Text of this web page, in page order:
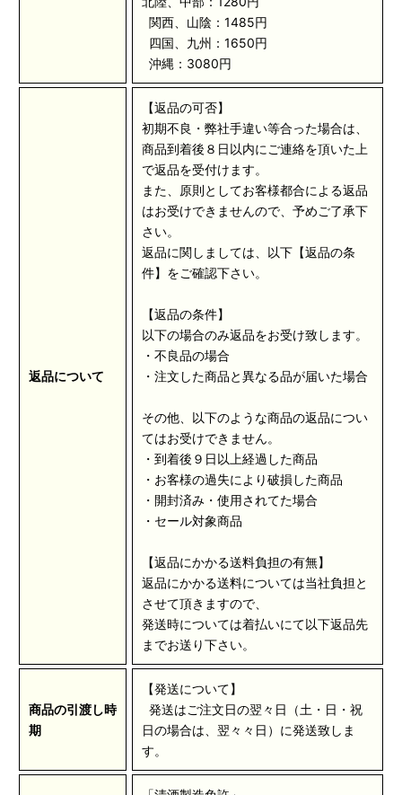
関西、山陰：1485円
四国、九州：1650円
沖縄：3080円
返品について
【返品の可否】
初期不良・弊社手違い等合った場合は、
商品到着後８日以内にご連絡を頂いた上
で返品を受付けます。
また、原則としてお客様都合による返品
はお受けできませんので、予めご了承下
さい。
返品に関しましては、以下【返品の条
件】をご確認下さい。
【返品の条件】
以下の場合のみ返品をお受け致します。
・不良品の場合
・注文した商品と異なる品が届いた場合
その他、以下のような商品の返品につい
てはお受けできません。
・到着後９日以上経過した商品
・お客様の過失により破損した商品
・開封済み・使用されてた場合
・セール対象商品
【返品にかかる送料負担の有無】
返品にかかる送料については当社負担と
させて頂きますので、
発送時については着払いにて以下返品先
までお送り下さい。
商品の引渡し時
期
【発送について】
発送はご注文日の翌々日（土・日・祝
日の場合は、翌々々日）に発送致しま
す。